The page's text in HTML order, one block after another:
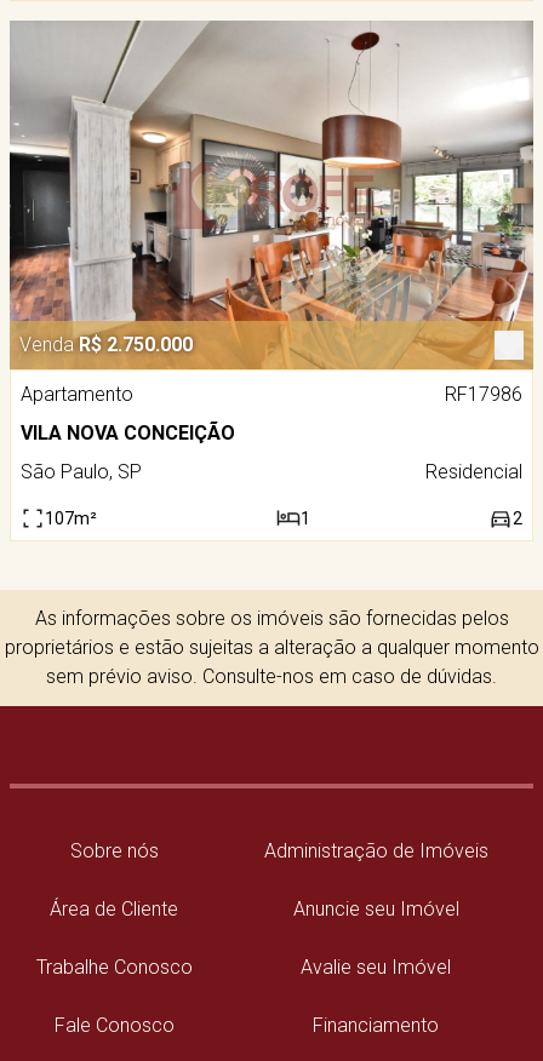
Venda R$ 2.750.000
Apartamento
RF17986
VILA NOVA CONCEIÇÃO
São Paulo, SP
Residencial
107m² 1 2
As informações sobre os imóveis são fornecidas pelos
proprietários e estão sujeitas a alteração a qualquer momento
sem prévio aviso. Consulte-nos em caso de dúvidas.
Sobre nós
Área de Cliente
Trabalhe Conosco
Fale Conosco
Administração de Imóveis
Anuncie seu Imóvel
Avalie seu Imóvel
Financiamento